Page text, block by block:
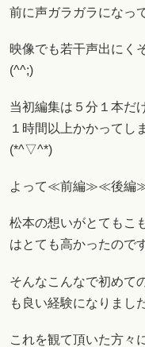
前に声ガラガラになっ
映像でも若干声出にく
(^^;)
当初編集は５分１本だ
１時間以上かかってし
(*^▽^*)
よって≪前編≫≪後編≫
松本の想いがとてもこ
はとても高かったので
そんなこんなで初めて
も良い経験になりまし
これを観て頂いた方々